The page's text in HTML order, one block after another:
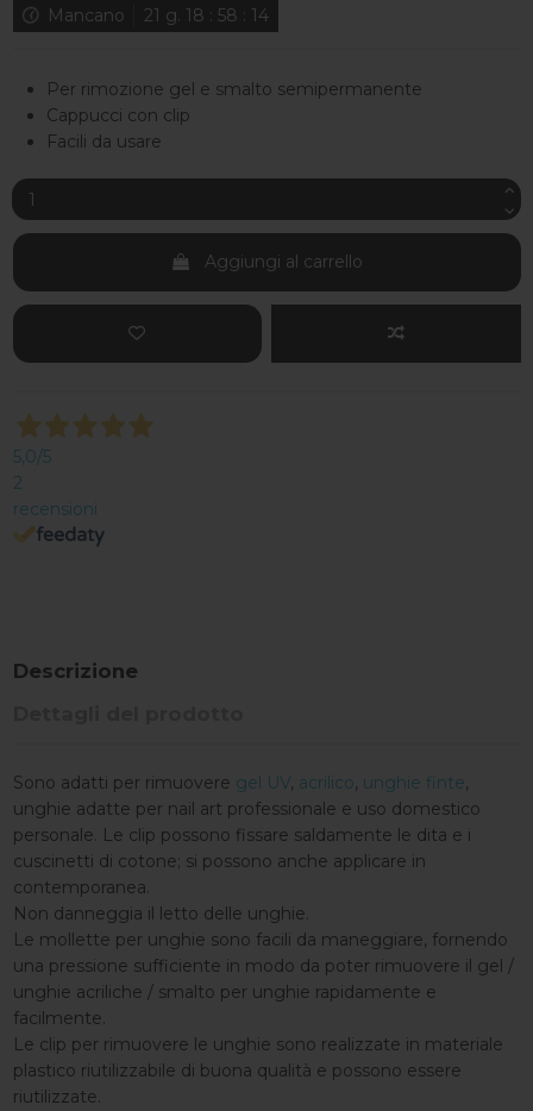
Mancano
21 g. 18 : 58 : 14
Per rimozione gel e smalto semipermanente
Cappucci con clip
Facili da usare
Aggiungi al carrello
5,0/5
2
recensioni
Descrizione
Sono adatti per rimuovere gel UV, acrilico, unghie finte,
unghie adatte per nail art professionale e uso domestico
personale. Le clip possono fissare saldamente le dita e i
cuscinetti di cotone; si possono anche applicare in
contemporanea.
Non danneggia il letto delle unghie.
Le mollette per unghie sono facili da maneggiare, fornendo
una pressione sufficiente in modo da poter rimuovere il gel /
unghie acriliche / smalto per unghie rapidamente e
facilmente.
Le clip per rimuovere le unghie sono realizzate in materiale
plastico riutilizzabile di buona qualità e possono essere
riutilizzate.